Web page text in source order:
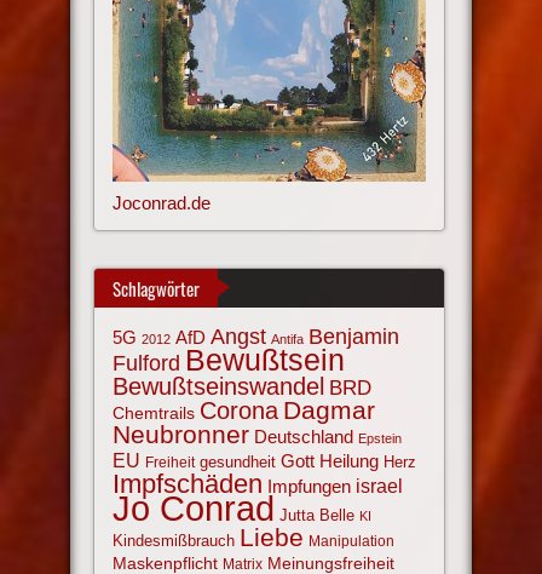
Joconrad.de
Schlagwörter
5G 2012 AfD Angst Antifa Benjamin
Fulford Bewußtsein
Bewußtseinswandel BRD
Chemtrails Corona Dagmar
Neubronner Deutschland Epstein
EU Freiheit gesundheit Gott Heilung Herz
Impfschäden Impfungen israel
Jo Conrad Jutta Belle KI
Kindesmißbrauch Liebe Manipulation
Maskenpflicht Matrix Meinungsfreiheit